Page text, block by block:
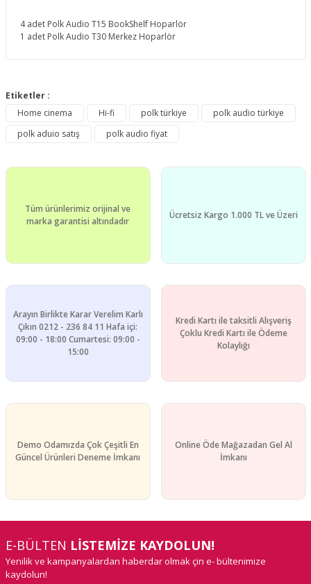
4 adet Polk Audio T15 BookShelf Hoparlör
1 adet Polk Audio T30 Merkez Hoparlör
Yorum Yaz
konularda yetersiz gördüğünüz noktaları öneri formunu
Görüş ve önerileriniz için teşekkür ederiz.
Ürün açıklamasında eksik bilgiler bulunuyor.
Ürün fiyatı diğer sitelerden daha pahalı.
Etiketler :
Home cinema
Hi-fi polk türkiye
polk audio türkiye
polk aduio satış
polk audio fiyat
Tüm ürünlerimiz orijinal ve
marka garantisi altındadır
Ücretsiz Kargo 1.000 TL ve Üzeri
Arayın Birlikte Karar Verelim Karlı
Çıkın 0212 - 236 84 11 Hafa içi:
09:00 - 18:00 Cumartesi: 09:00 -
15:00
Kredi Kartı ile taksitli Alışveriş
Çoklu Kredi Kartı ile Ödeme
Kolaylığı
Demo Odamızda Çok Çeşitli En
Güncel Ürünleri Deneme İmkanı
Online Öde Mağazadan Gel Al
İmkanı
E-BÜLTEN LİSTEMİZE KAYDOLUN!
Yenilik ve kampanyalardan haberdar olmak çin e- bültenimize
kaydolun!